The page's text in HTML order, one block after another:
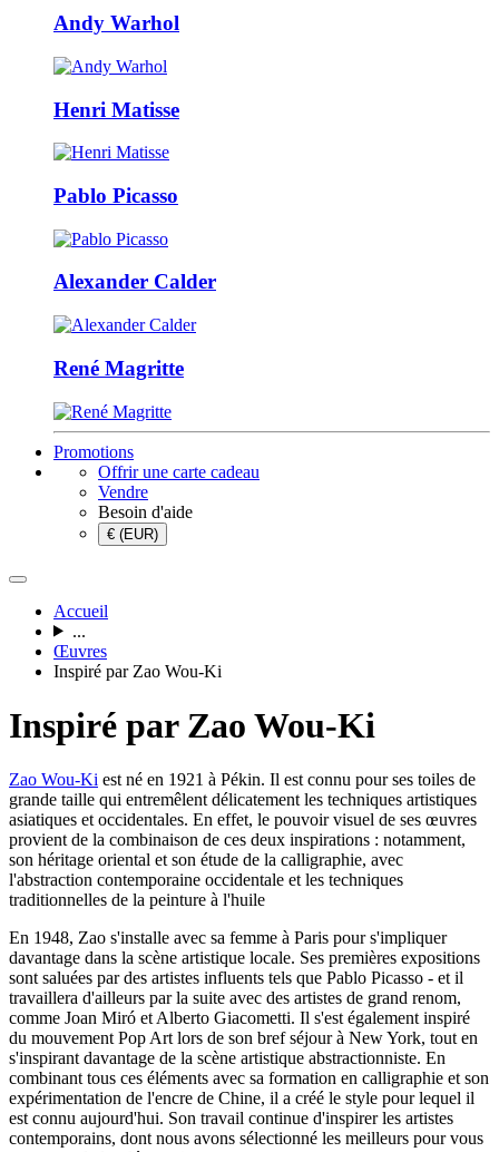
Andy Warhol
Henri Matisse
Pablo Picasso
Alexander Calder
René Magritte
Promotions
Offrir une carte cadeau
Vendre
Besoin d'aide
€ (EUR)
Accueil
...
Œuvres
Inspiré par Zao Wou-Ki
Inspiré par Zao Wou-Ki
Zao Wou-Ki est né en 1921 à Pékin. Il est connu pour ses toiles de
grande taille qui entremêlent délicatement les techniques artistiques
asiatiques et occidentales. En effet, le pouvoir visuel de ses œuvres
provient de la combinaison de ces deux inspirations : notamment,
son héritage oriental et son étude de la calligraphie, avec
l'abstraction contemporaine occidentale et les techniques
traditionnelles de la peinture à l'huile
En 1948, Zao s'installe avec sa femme à Paris pour s'impliquer
davantage dans la scène artistique locale. Ses premières expositions
sont saluées par des artistes influents tels que Pablo Picasso - et il
travaillera d'ailleurs par la suite avec des artistes de grand renom,
comme Joan Miró et Alberto Giacometti. Il s'est également inspiré
du mouvement Pop Art lors de son bref séjour à New York, tout en
s'inspirant davantage de la scène artistique abstractionniste. En
combinant tous ces éléments avec sa formation en calligraphie et son
expérimentation de l'encre de Chine, il a créé le style pour lequel il
est connu aujourd'hui. Son travail continue d'inspirer les artistes
contemporains, dont nous avons sélectionné les meilleurs pour vous